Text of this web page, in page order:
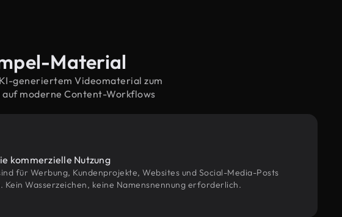
Material
generiertem Videomaterial zum
auf moderne Content-Workflows
kommerzielle Nutzung
für Werbung, Kundenprojekte, Websites und Social-Media-Posts
Kein Wasserzeichen, keine Namensnennung erforderlich.